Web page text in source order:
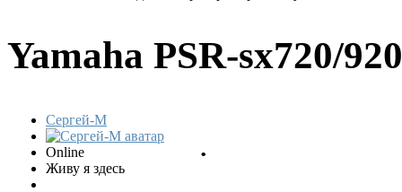
Yamaha PSR-sx720/
Сергей-М
Online
Живу я здесь
.